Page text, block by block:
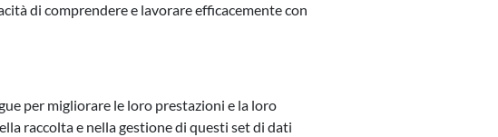
di comprendere e lavorare efficacemente con
per migliorare le loro prestazioni e la loro
raccolta e nella gestione di questi set di dati